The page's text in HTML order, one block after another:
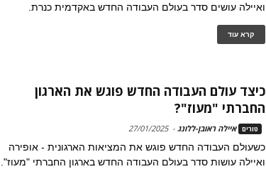
ואיילה עושים סדר בעולם העבודה החדש באקדמית כנרת.
קרא עוד
כיצד עולם העבודה החדש פוגש את הארגון
החברתי "מעוז"?
טורים איילה ראובן-ללונג -
27/01/2025
כשעולם העבודה החדש פוגש את המציאות הארגונית - אופירה
ואיילה עושות סדר בעולם העבודה החדש בארגון החברתי "מעוז".